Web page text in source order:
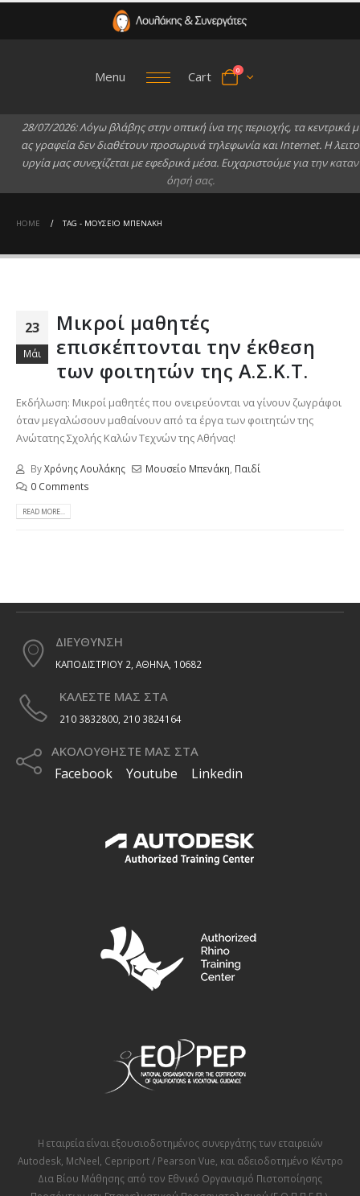
Menu Cart 0
28/07/2026:Λόγω βλάβης στην οπτική ίνα της περιοχής, τα κεντρικά μ
ας γραφεία δεν διαθέτουν προσωρινά τηλεφωνία και Internet. Ηλειτο
υργία μας συνεχίζεται με εφεδρικά μέσα. Ευχαριστούμε για την καταν
όησή σας.
HOME TAG - ΜΟΥΣΕΊΟ ΜΠΕΝΆΚΗ
23
Μάι
Μικροί μαθητές
επισκέπτονται την έκθεση
των φοιτητών της Α.Σ.Κ.Τ.
Εκδήλωση: Μικροί μαθητές που ονειρεύονται να γίνουν ζωγράφοι
όταν μεγαλώσουν μαθαίνουν από τα έργα των φοιτητών της
Ανώτατης Σχολής Καλών Τεχνών της Αθήνας!
ByΧρόνης Λουλάκης Μουσείο Μπενάκη, Παιδί
0 Comments
READ MORE...
ΔΙΕΥΘΥΝΣΗ
ΚΑΠΟΔΙΣΤΡΙΟΥ 2, ΑΘΗΝΑ, 10682
ΚΑΛΕΣΤΕ ΜΑΣ ΣΤΑ
210 3832800, 210 3824164
ΑΚΟΛΟΥΘΗΣΤΕ ΜΑΣ ΣΤΑ
Facebook Youtube Linkedin
Η εταιρεία είναι εξουσιοδοτημένος συνεργάτης των εταιρειών
Autodesk, McNeel, Cepriport / Pearson Vue, και αδειοδοτημένο Κέντρο
Δια Βίου Μάθησης από τον Εθνικό Οργανισμό Πιστοποίησης